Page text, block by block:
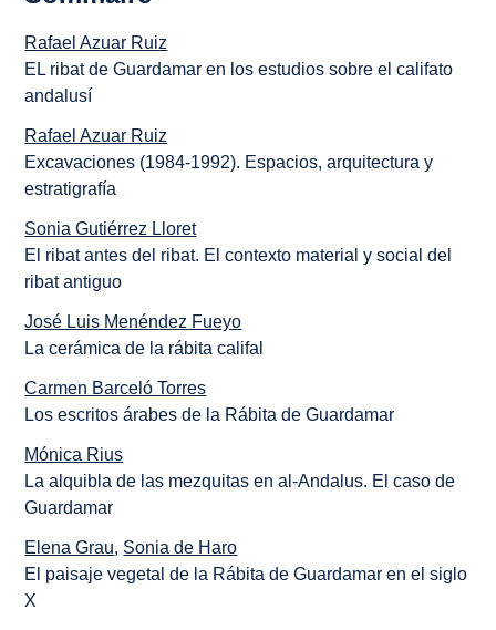
Rafael Azuar Ruiz
EL ribat de Guardamar en los estudios sobre el califato
andalusí
Rafael Azuar Ruiz
Excavaciones (1984-1992). Espacios, arquitectura y
estratigrafía
Sonia Gutiérrez Lloret
El ribat antes del ribat. El contexto material y social del
ribat antiguo
José Luis Menéndez Fueyo
La cerámica de la rábita califal
Carmen Barceló Torres
Los escritos árabes de la Rábita de Guardamar
Mónica Rius
La alquibla de las mezquitas en al-Andalus. El caso de
Guardamar
Elena Grau, Sonia de Haro
El paisaje vegetal de la Rábita de Guardamar en el siglo
X